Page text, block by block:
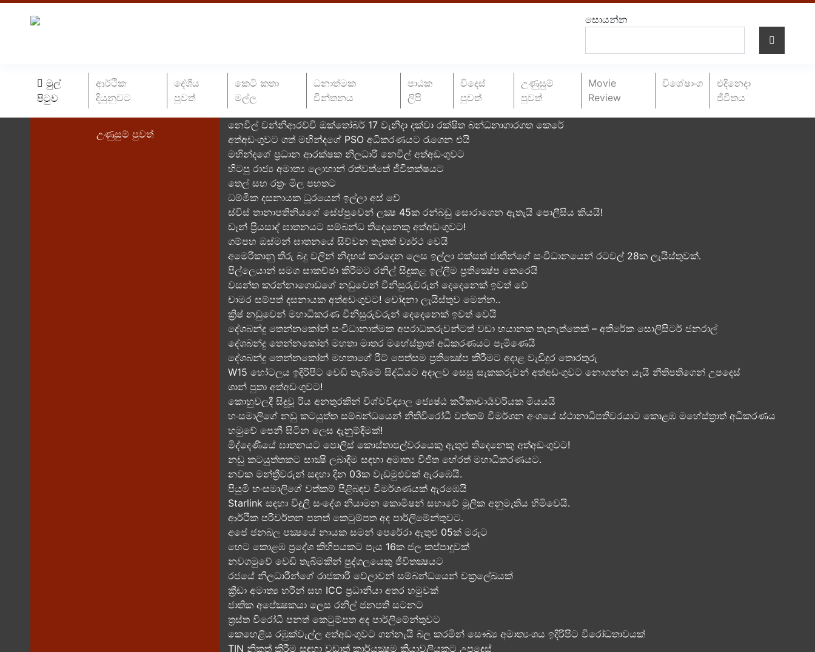
සොයන්න
මුල්
පිටුව
ආර්ථික
දියුනුවට
දේශීය
පුවත්
කෙටි කතා
මල්ල
ධනාත්මක
චින්තනය
පාඨක
ලිපි
විදෙස්
පුවත්
උණුසුම්
පුවත්
Movie
Review
විශේෂාංග
එදිනෙදා
ජීවිතය
උණුසුම් පුවත්
නෙවිල් වන්නිආරච්චි ඔක්තෝබර් 17 වැනිදා දක්වා රක්ෂිත බන්ධනාගාරගත කෙරේ
අත්අඩංගුවට ගත් මහින්දගේ PSO අධිකරණයට රැගෙන එයි
මහින්දගේ ප්‍රධාන ආරක්ෂක නිලධාරී නෙවිල් අත්අඩංගුවට
හිටපු රාජ්‍ය අමාත්‍ය ලොහාන් රත්වත්තේ ජීවිතක්ෂයට
තෙල් සහ රත්‍රං මිල පහතට
ධම්මික දසනායක ධූරයෙන් ඉල්ලා අස් වේ
ස්විස් තානාපතිනියගේ සේප්පුවෙන් ලක්‍ෂ 45ක රන්බඩු සොරාගෙන ඇතැයි පොලීසිය කියයි!
ඩෑන් ප්‍රියසාද් ඝාතනයට සම්බන්ධ තිදෙනෙකු අත්අඩංගුවට​!
ගම්පහ ඔස්මන් ඝාතනයේ සිව්වන තැතත් ව්‍යර්ථ වෙයි
අමෙරිකානු තීරු බදු වලින් නිදහස් කරදෙන ලෙස ඉල්ලා එක්සත් ජාතීන්ගේ සංවිධානයෙන් රටවල් 28ක ලැයිස්තුවක්.
පිල්ලෙයාන් සමග සාකච්ඡා කිරීමට රනිල් සිදුකළ ඉල්ලීම ප්‍රතික්‍ෂේප කෙරෙයි
වසන්ත කරන්නාගොඩගේ නඩුවෙන් විනිසුරුවරුන් දෙදෙනෙක් ඉවත් වේ
චාමර සම්පත් දසනායක අත්අඩංගුවට​! චෝදනා ලැයිස්තුව මෙන්න​..
ක්‍රිෂ් නඩුවෙන් මහාධිකරණ විනිසුරුවරුන් දෙදෙනෙක් ඉවත් වෙයි
දේශබන්දු තෙන්නකෝන් සංවිධානාත්මක අපරාධකරුවන්ටත් වඩා භයානක තැනැත්තෙක් – අතිරේක සොලිසිටර් ජනරාල්
දේශබන්දු තෙන්නකෝන් මහතා මාතර මහේස්ත්‍රාත් අධිකරණයට පැමිණෙයි
දේශබන්දු තෙන්නකෝන් මහතාගේ රිට් පෙත්සම ප්‍රතික්‍ෂේප කිරීමට අදාළ වැඩිදුර තොරතුරු
W15 හෝටලය ඉදිරිපිට වෙඩි තැබීමේ සිද්ධියට අදාලව​ සෙසු සැකකරුවන් අත්අඩංගුවට නොගන්න යැයි නීතිපතිගෙන් උපදෙස්
ශාන් පුතා අත්අඩංගුවට!
කොහුවලදී සිදුවූ රිය අනතුරකින් විශ්වවිද්‍යාල ජ්‍යෙෂ්ඨ කථිකාචාර්‍යවරියක මියයයි
හංසමාලිගේ නඩු කටයුත්ත සම්බන්ධයෙන් නීතිවිරෝධී වත්කම් විමර්ශන අංශයේ ස්ථානාධිපතිවරයාට කොළඹ මහේස්ත්‍රාත් අධිකරණය
හමුවේ පෙනී සිටින ලෙස දැනුම්දීමක්!
මිද්දෙණියේ ඝාතනයට පොලිස් කොස්තාපල්වරයෙකු ඇතුළු තිදෙනෙකු අත්අඩංගුවට​!
නඩු කටයුත්තකට සාක්‍ෂි ලබාදීම සඳහා අමාත්‍ය විජිත හේරත් මහාධිකරණයට​.
නවක මන්ත්‍රීවරුන් සඳහා දින 03ක වැඩමුළුවක් ඇරඹෙයි.
පියුමි හංසමාලිගේ වත්කම් පිළිබඳව විමර්ශණයක් ඇරඹෙයි
Starlink සඳහා විදුලි සංදේශ නියාමන කොමිෂන් සභාවේ මූලික අනුමැතිය හිමිවෙයි.
ආර්ථික පරිවර්තන පනත් කෙටුම්පත අද පාර්ලිමේන්තුවට.
අපේ ජනබල පක්‍ෂයේ නායක සමන් පෙරේරා ඇතුළු 05ක් මරුට​
හෙට කොළඹ ප්‍රදේශ කිහිපයකට පැය 16ක ජල කප්පාදුවක්
නවගමුවේ වෙඩි තැබීමකින් පුද්ගලයෙකු ජීවිතක්‍ෂයට​
රජයේ නිලධාරීන්ගේ රාජකාරි වේලාවන් සම්බන්ධයෙන් චක්‍රලේඛයක්
ක්‍රීඩා අමාත්‍ය හරීන් සහ​ ICC ප්‍රධානියා අතර හමුවක්
ජාතික අපේක්‍ෂකයා ලෙස රනිල් ජනපති සටනට​
ත්‍රස්ත විරෝධී පනත් කෙටුම්පත අද පාර්ලිමේන්තුවට​
කෙහෙළිය රඹුක්වැල්ල අත්අඩංගුවට ගන්නැයි බල කරමින් සෞඛ්‍ය අමාත්‍යංශය ඉදිරිපිට විරෝධතාවයක්
TIN නිකුත් කිරීම සඳහා වඩාත් කාර්යක්‍ෂම ක්‍රියාවලියකට උපදෙස්